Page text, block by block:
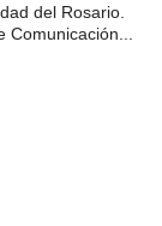
del Rosario.
Comunicación